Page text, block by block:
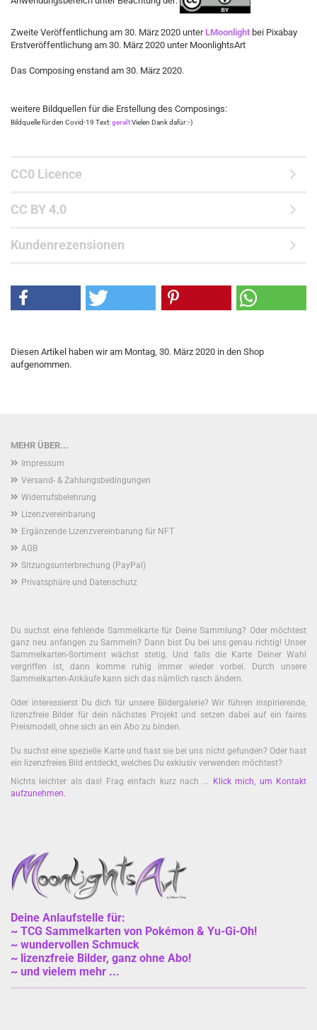
Zweite Veröffentlichung am 30. März 2020 unterLMoonlight bei Pixabay
Erstveröffentlichung am 30. März 2020 unter MoonlightsArt
Das Composing enstand am 30. März 2020.
weitere Bildquellen für die Erstellung des Composings:
Bildquelle für den Covid-19 Text:geraltVielen Dank dafür :-)
CC0 Licence
CC BY 4.0
Kundenrezensionen
Diesen Artikel haben wir am Montag, 30. März 2020 in den Shop
aufgenommen.
MEHR ÜBER...
Impressum
Versand- & Zahlungsbedingungen
Widerrufsbelehrung
Lizenzvereinbarung
Ergänzende Lizenzvereinbarung für NFT
AGB
Sitzungsunterbrechung (PayPal)
Privatsphäre und Datenschutz
Du suchst eine fehlende Sammelkarte für Deine Sammlung? Oder möchtest
ganz neu anfangen zu Sammeln? Dann bist Du bei uns genau richtig! Unser
Sammelkarten-Sortiment wächst stetig. Und falls die Karte Deiner Wahl
vergriffen ist, dann komme ruhig immer wieder vorbei. Durch unsere
Sammelkarten-Ankäufe kann sich das nämlich rasch ändern.
Oder interessierst Du dich für unsere Bildergalerie? Wir führen inspirierende,
lizenzfreie Bilder für dein nächstes Projekt und setzen dabei auf ein faires
Preismodell, ohne sich an ein Abo zu binden.
Du suchst eine spezielle Karte und hast sie bei uns nicht gefunden? Oder hast
ein lizenzfreies Bild entdeckt, welches Du exklusiv verwenden möchtest?
Nichts leichter als das! Frag einfach kurz nach ...
Klick mich, um Kontakt
aufzunehmen.
Deine Anlaufstelle für:
~ TCG Sammelkarten von Pokémon & Yu-Gi-Oh!
~ wundervollen Schmuck
~ lizenzfreie Bilder, ganz ohne Abo!
~ und vielem mehr ...